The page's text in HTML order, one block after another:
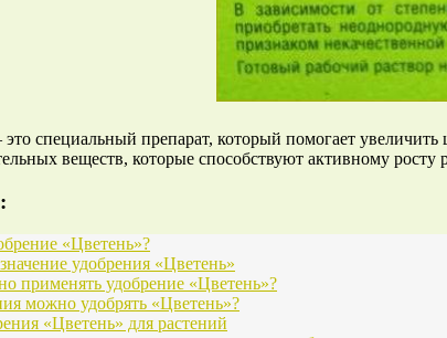
специальный препарат, который помогает
веществ, которые способствуют активному
«Цветень»?
удобрения «Цветень»
применять удобрение «Цветень»?
можно удобрять «Цветень»?
«Цветень» для растений